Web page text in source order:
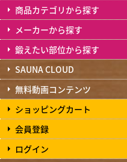
商品カテゴリから探す
メーカーから探す
鍛えたい部位から探す
SAUNA CLOUD
無料動画コンテンツ
ショッピングカート
会員登録
ログイン